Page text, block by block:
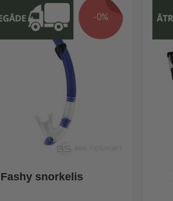
-0%
Fashy snorkelis